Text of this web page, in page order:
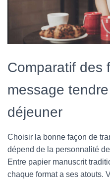
Comparatif des
message
déjeuner
Choisir la bonne façon de
dépend de la personnalité
Entre papier manuscrit
chaque format a ses atouts.